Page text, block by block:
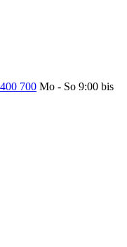
700 Mo - So 9:00 bis